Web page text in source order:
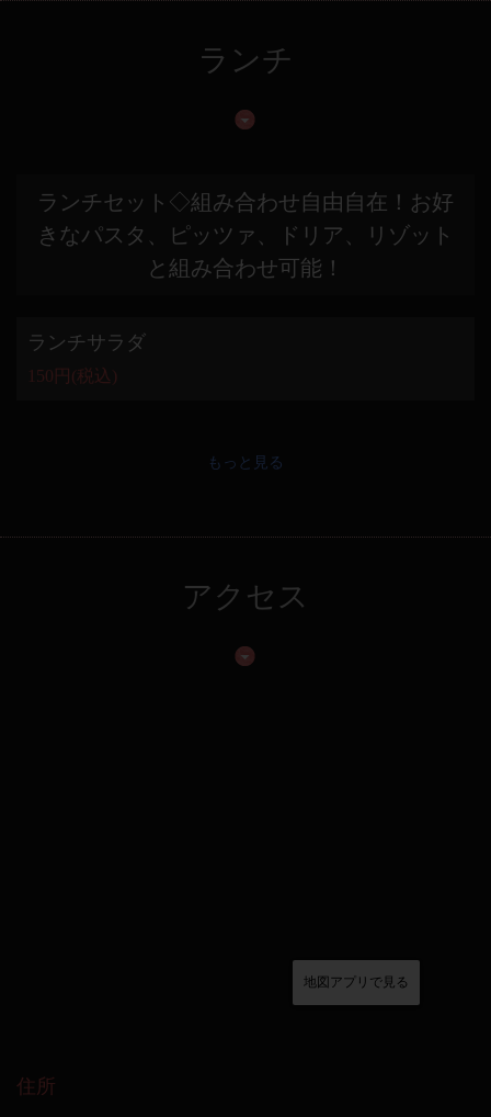
ランチ
ランチセット◇組み合わせ自由自在！お好
きなパスタ、ピッツァ、ドリア、リゾット
と組み合わせ可能！
ランチサラダ
150円 (税込)
もっと見る
アクセス
地図アプリで見る
住所